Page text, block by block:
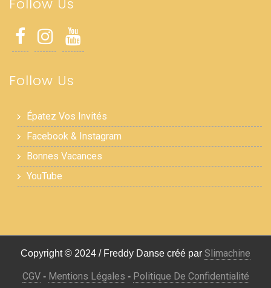
Follow Us
Follow Us
Épatez Vos Invités
Facebook & Instagram
Bonnes Vacances
YouTube
Copyright © 2024 / Freddy Danse créé par Slimachine
CGV- Mentions Légales - Politique De Confidentialité